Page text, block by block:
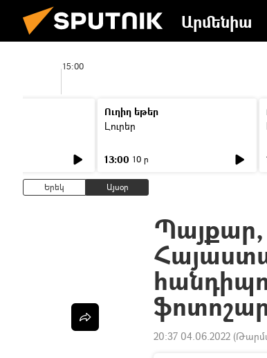
Արմենիա
15:00
Ուղիղ եթեր
Լուրեր
13:00 10 ր
Երեկ Այսօր
Պայքար,
20:37 04.06.2022